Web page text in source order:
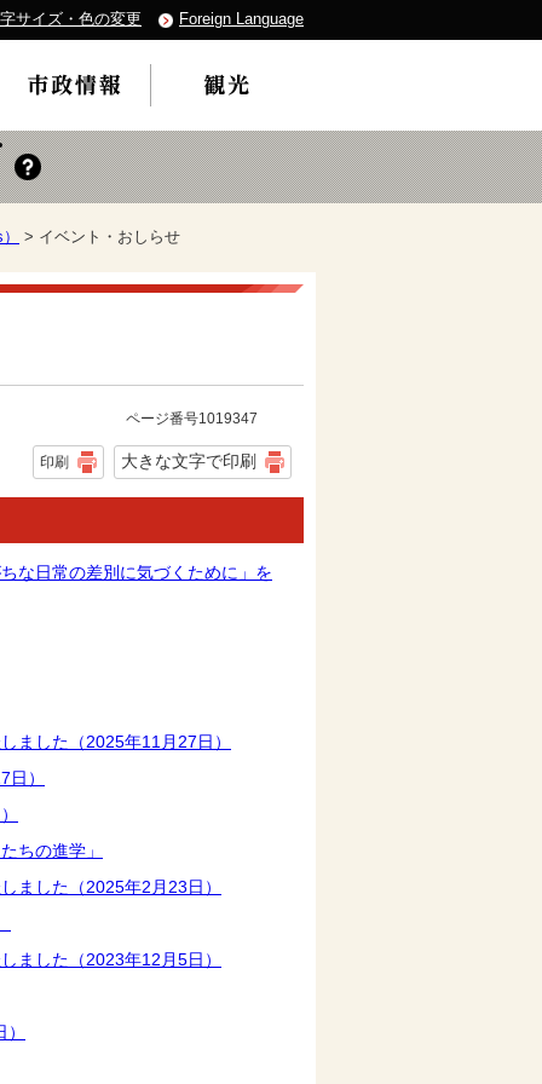
サイズ・色の変更 Foreign Language
> イベント・おしらせ
ページ番号1019347
印刷 大きな文字で印刷
な日常の差別に気づくために」を
ました（2025年11月27日）
）
ちの進学」
ました（2025年2月23日）
ました（2023年12月5日）